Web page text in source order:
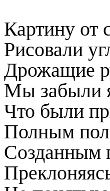
Картину от
Рисовали
Дрожащие
Мы забыли
Что были
Полным
Созданным